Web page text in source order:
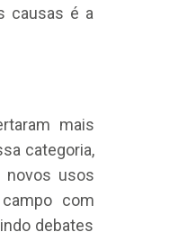
causas é a
mais
categoria,
novos usos
com
debates